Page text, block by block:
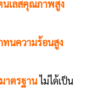
นเลสคุณภาพสูง
นความร้อนสูง
าตรฐานไม่ได้เป็น